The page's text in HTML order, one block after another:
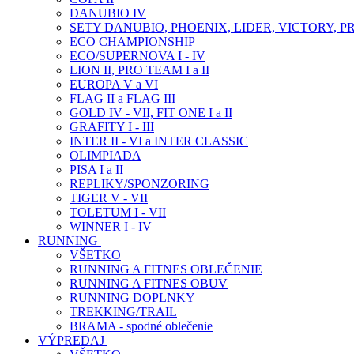
DANUBIO IV
SETY DANUBIO, PHOENIX, LIDER, VICTORY,
ECO CHAMPIONSHIP
ECO/SUPERNOVA I - IV
LION II, PRO TEAM I a II
EUROPA V a VI
FLAG II a FLAG III
GOLD IV - VII, FIT ONE I a II
GRAFITY I - III
INTER II - VI a INTER CLASSIC
OLIMPIADA
PISA I a II
REPLIKY/SPONZORING
TIGER V - VII
TOLETUM I - VII
WINNER I - IV
RUNNING
VŠETKO
RUNNING A FITNES OBLEČENIE
RUNNING A FITNES OBUV
RUNNING DOPLNKY
TREKKING/TRAIL
BRAMA - spodné oblečenie
VÝPREDAJ